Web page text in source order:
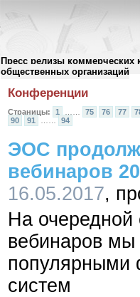
Пресс релизы коммерческих
общественных организаций
Архив пресс-релизов//
Конференции
Страницы: 1 75 76 77
90
91 …… 94
ЭОС
вебинаров
16.05.2017
На очередной
вебинаров мы
популярными
систем